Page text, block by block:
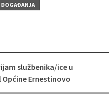
službenika/ice u
Ernestinovo